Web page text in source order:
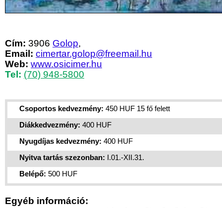
Cím: 3906 Golop,
Email: cimertar.golop@freemail.hu
Web: www.osicimer.hu
Tel: (70) 948-5800
Csoportos kedvezmény: 450 HUF 15 fő felett
Diákkedvezmény: 400 HUF
Nyugdíjas kedvezmény: 400 HUF
Nyitva tartás szezonban: I.01.-XII.31.
Belépő: 500 HUF
Egyéb információ: